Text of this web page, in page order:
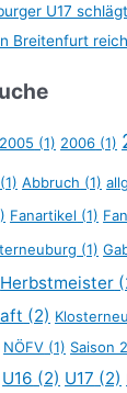
U17
Breitenfurt
2005 (1) 2006 (1)
(1) Abbruch (1)
Fanartikel (1)
(1)
Herbstmeister
(2)
NÖFV (1) Saison
U16 (2) U17 (2)